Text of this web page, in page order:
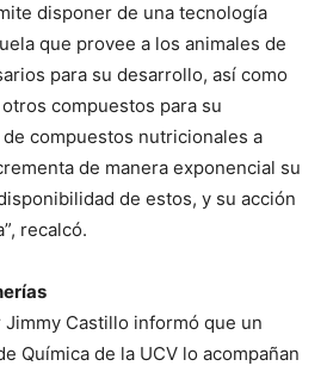
disponer de una tecnología
que provee a los animales de
para su desarrollo, así como
compuestos para su
compuestos nutricionales a
de manera exponencial su
de estos, y su acción
recalcó.
Castillo informó que un
Química de la UCV lo acompañan